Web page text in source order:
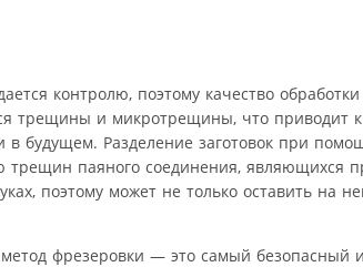
контролю, поэтому качество обработки
трещины и микротрещины, что приводит
будущем. Разделение заготовок при
паяного соединения, являющихся
поэтому может не только оставить на
фрезеровки — это самый безопасный